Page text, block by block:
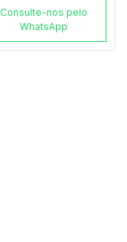
Consulte-nos pelo
WhatsApp